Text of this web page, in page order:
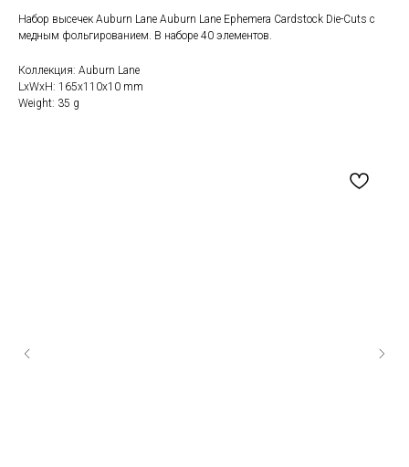
Набор высечек Auburn Lane Auburn Lane Ephemera Cardstock Die-Cuts с
медным фольгированием. В наборе 40 элементов.
Коллекция: Auburn Lane
LxWxH: 165x110x10 mm
Weight: 35 g